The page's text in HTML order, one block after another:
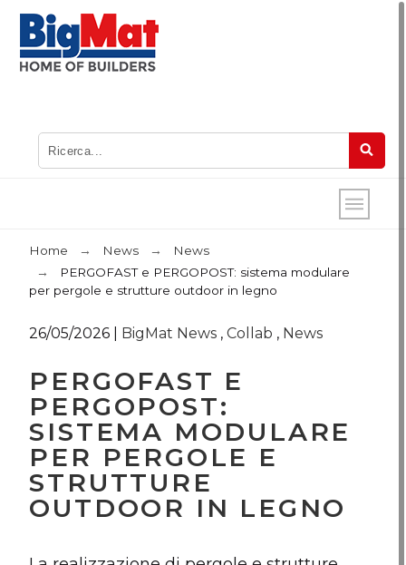
Home News
News
PERGOFAST e PERGOPOST: sistema modulare
per pergole e strutture outdoor in legno
26/05/2026 BigMat News ,Collab , News
PERGOFAST E
PERGOPOST:
SISTEMA MODULARE
PER PERGOLE E
STRUTTURE
OUTDOOR IN LEGNO